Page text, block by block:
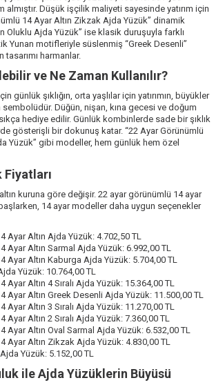
almıştır. Düşük işçilik maliyeti sayesinde yatırım için
14 Ayar Altın Zikzak Ajda Yüzük” dinamik
Oluklu Ajda Yüzük” ise klasik duruşuyla farklı
Yunan motifleriyle süslenmiş “Greek Desenli”
harmanlar.
ve Ne Zaman Kullanılır?
günlük şıklığın, orta yaşlılar için yatırımın, büyükler
Düğün, nişan, kına gecesi ve doğum
hediye edilir. Günlük kombinlerde sade bir şıklık
gösterişli bir dokunuş katar. “22 Ayar Görünümlü
Yüzük” gibi modeller, hem günlük hem özel
Fiyatları
kuruna göre değişir. 22 ayar görünümlü 14 ayar
14 ayar modeller daha uygun seçenekler
Ayar Altın Ajda Yüzük: 4.702,50 TL
Ayar Altın Sarmal Ajda Yüzük: 6.992,00 TL
Ayar Altın Kaburga Ajda Yüzük: 5.704,00 TL
Yüzük: 10.764,00 TL
Ayar Altın 4 Sıralı Ajda Yüzük: 15.364,00 TL
Ayar Altın Greek Desenli Ajda Yüzük: 11.500,00 TL
Ayar Altın 3 Sıralı Ajda Yüzük: 11.270,00 TL
Ayar Altın 2 Sıralı Ajda Yüzük: 7.360,00 TL
Ayar Altın Oval Sarmal Ajda Yüzük: 6.532,00 TL
Ayar Altın Zikzak Ajda Yüzük: 4.830,00 TL
Yüzük: 5.152,00 TL
ile Ajda Yüzüklerin Büyüsü